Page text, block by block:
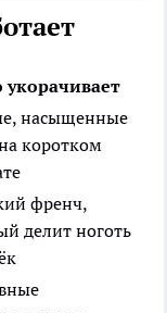
укорачивает
насыщенные
коротком
френч,
делит ноготь